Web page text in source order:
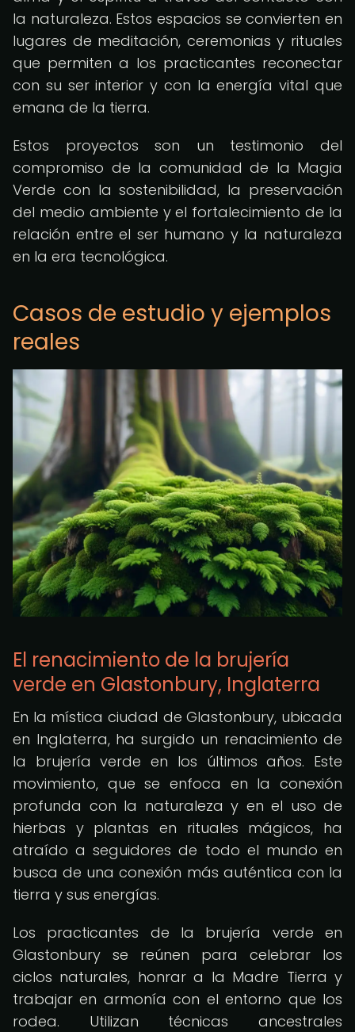
la naturaleza. Estos espacios se convierten en
lugares de meditación, ceremonias y rituales
que permiten a los practicantes reconectar
con su ser interior y con la energía vital que
emana de la tierra.
Estos proyectos son un testimonio del
compromiso de la comunidad de la Magia
Verde con la sostenibilidad, la preservación
del medio ambiente y el fortalecimiento de la
relación entre el ser humano y la naturaleza
en la era tecnológica.
Casos de estudio y ejemplos
reales
El renacimiento de la brujería
verde en Glastonbury, Inglaterra
En la mística ciudad de Glastonbury, ubicada
en Inglaterra, ha surgido un renacimiento de
la brujería verde en los últimos años. Este
movimiento, que se enfoca en la conexión
profunda con la naturaleza y en el uso de
hierbas y plantas en rituales mágicos, ha
atraído a seguidores de todo el mundo en
busca de una conexión más auténtica con la
tierra y sus energías.
Los practicantes de la brujería verde en
Glastonbury se reúnen para celebrar los
ciclos naturales, honrar a la Madre Tierra y
trabajar en armonía con el entorno que los
rodea. Utilizan técnicas ancestrales